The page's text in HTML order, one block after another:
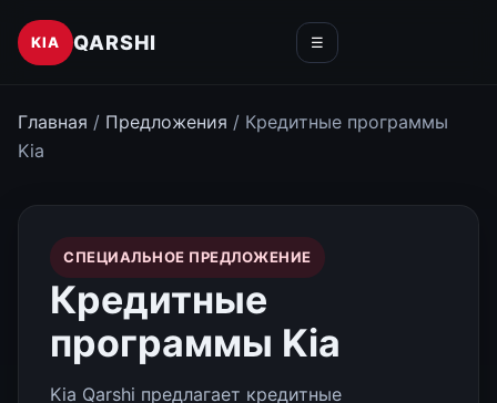
KIA QARSHI ☰
Главная / Предложения / Кредитные программы
Kia
СПЕЦИАЛЬНОЕ ПРЕДЛОЖЕНИЕ
Кредитные
программы Kia
Kia Qarshi предлагает кредитные